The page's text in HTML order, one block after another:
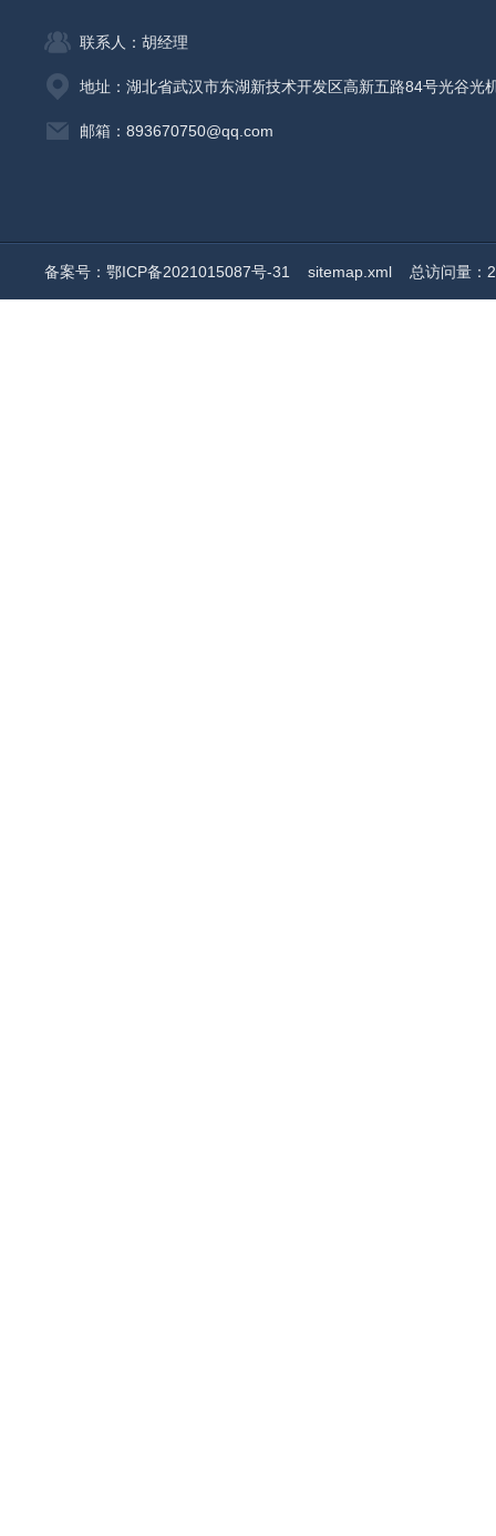
联系人：胡经理
地址：湖北省武汉市东湖新技术开发区高新五路84号光谷光
邮箱：893670750@qq.com
备案号：鄂ICP备2021015087号-31 sitemap.xml 总访问量：